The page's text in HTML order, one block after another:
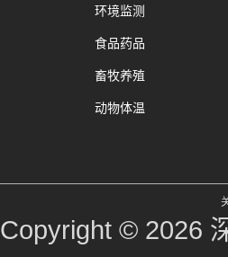
环境监测
食品药品
畜牧养殖
动物体温
Copyright © 2026